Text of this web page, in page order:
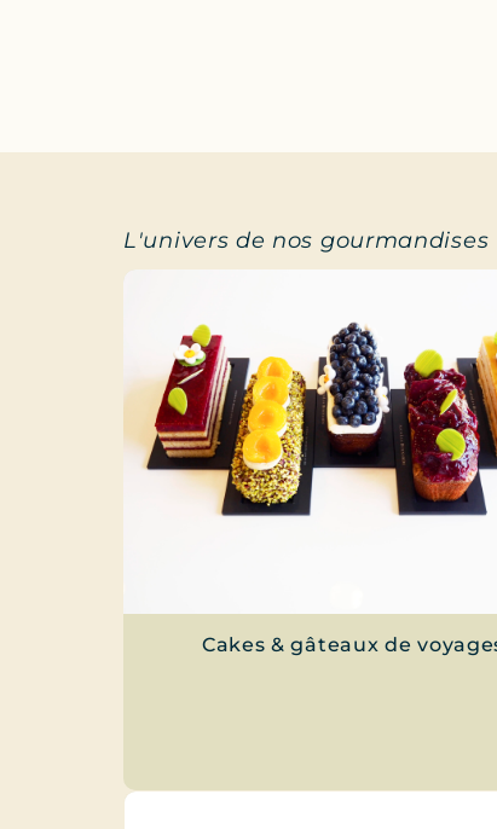
L'univers de nos gourmandises
Cakes & gâteaux de